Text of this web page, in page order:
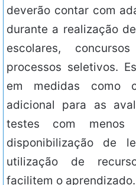
deverão contar com
durante a realização
escolares,
processos seletivos.
em medidas como
adicional para as
testes com menos
disponibilização de
utilização de
facilitem o aprendizado.